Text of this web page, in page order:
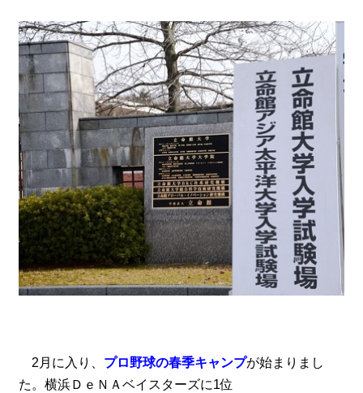
2月に入り、 プロ野球の春季キャンプが始まりまし
た。横浜ＤｅＮＡベイスターズに1位